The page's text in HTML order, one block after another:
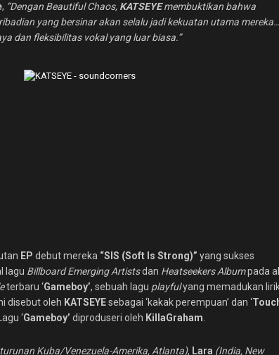
, “Dengan Beautiful Chaos, KATSEYEmembuktikan bahwa
yang bersinar akan selalu jadi kekuatan utama
dan fleksibilitas vokal yang luar biasa.”
EP debut mereka “SIS (Soft Is Strong)” yang sukses
lagu Billboard Emerging Artistsdan Heatseekers Albumpada
terbaru ‘Gameboy’, sebuah lagu playfulyang memadukan
disebut oleh KATSEYEsebagai ‘kakak perempuan’ dan ‘
‘Gameboy’ diproduseri oleh KillaGraham
Kuba/Venezuela-Amerika, Atlanta), Lara (India, New